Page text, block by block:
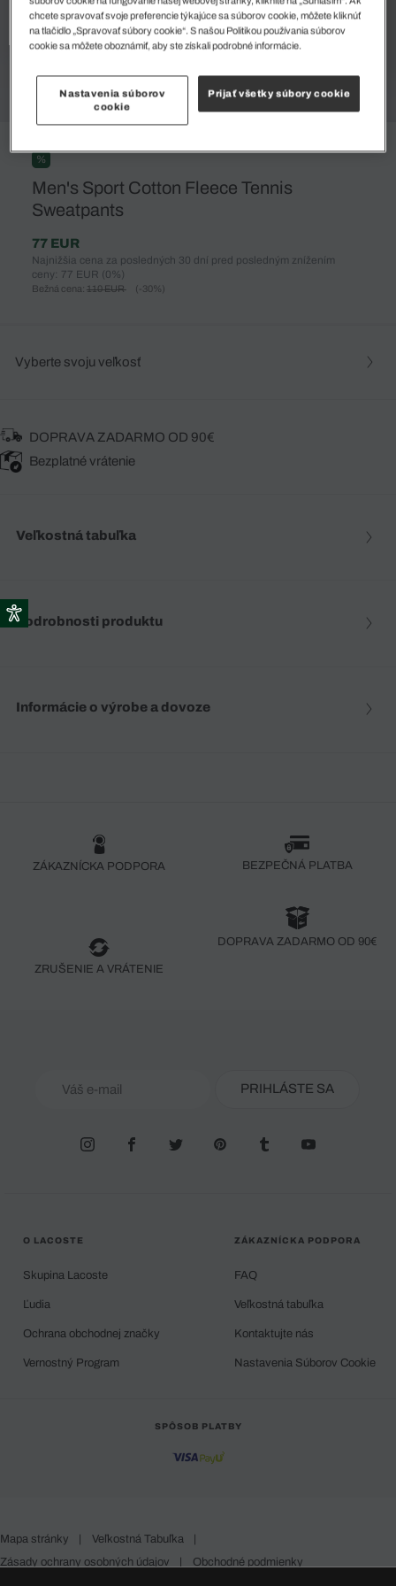
%
Men's Sport Cotton Fleece Tennis
Sweatpants
77 EUR
Najnižšia cena za posledných 30 dní pred posledným znížením
ceny: 77 EUR (0%)
Bežná cena: 110 EUR (-30%)
Vyberte svoju veľkosť
DOPRAVA ZADARMO OD 90€
Bezplatné vrátenie
Veľkostná tabuľka
Podrobnosti produktu
Informácie o výrobe a dovoze
ZÁKAZNÍCKA PODPORA BEZPEČNÁ PLATBA
ZRUŠENIE A VRÁTENIE
DOPRAVA ZADARMO OD 90€
PRIHLÁSTE SA
O LACOSTE
Skupina Lacoste
Ľudia
Ochrana obchodnej značky
Vernostný Program
ZÁKAZNÍCKA PODPORA
FAQ
Veľkostná tabuľka
Kontaktujte nás
Nastavenia Súborov Cookie
SPÔSOB PLATBY
Mapa stránky | Veľkostná Tabuľka
|
Zásady ochrany osobných údajov
| Obchodné podmienky
chcete spravovať svoje preferencie týkajúce sa súborov cookie, môžete kliknúť
na tlačidlo „Spravovať súbory cookie“. S našou Politikou používania súborov
cookie sa môžete oboznámiť, aby ste získali podrobné informácie.
Nastavenia súborov
cookie
Prijať všetky súbory cookie